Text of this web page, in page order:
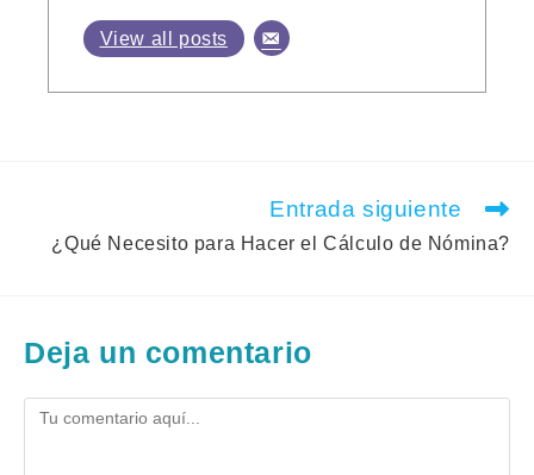
View all posts
artículos
Entrada siguiente
¿Qué Necesito para Hacer el Cálculo de Nómina?
Deja un comentario
Comentario